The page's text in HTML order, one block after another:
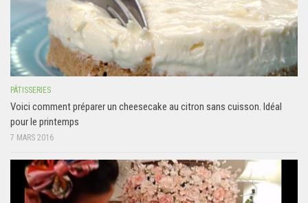
PÂTISSERIES
Voici comment préparer un cheesecake au citron sans cuisson. Idéal
pour le printemps
7 MARS 2016